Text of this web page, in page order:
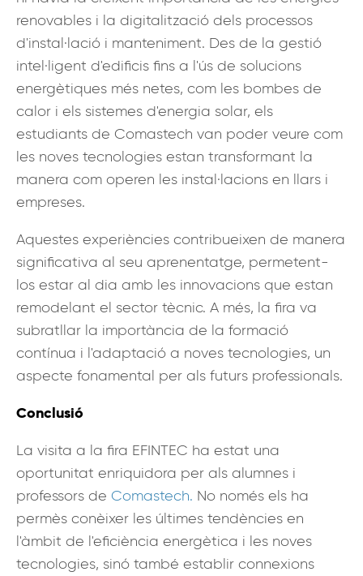
renovables i la digitalització dels processos
d'instal·lació i manteniment. Des de la gestió
intel·ligent d'edificis fins a l'ús de solucions
energètiques més netes, com les bombes de
calor i els sistemes d'energia solar, els
estudiants de Comastech van poder veure com
les noves tecnologies estan transformant la
manera com operen les instal·lacions en llars i
empreses.
Aquestes experiències contribueixen de manera
significativa al seu aprenentatge, permetent-
los estar al dia amb les innovacions que estan
remodelant el sector tècnic. A més, la fira va
subratllar la importància de la formació
contínua i l'adaptació a noves tecnologies, un
aspecte fonamental per als futurs professionals.
Conclusió
La visita a la fira EFINTEC ha estat una
oportunitat enriquidora per als alumnes i
professors de Comastech. No només els ha
permès conèixer les últimes tendències en
l'àmbit de l'eficiència energètica i les noves
tecnologies, sinó també establir connexions